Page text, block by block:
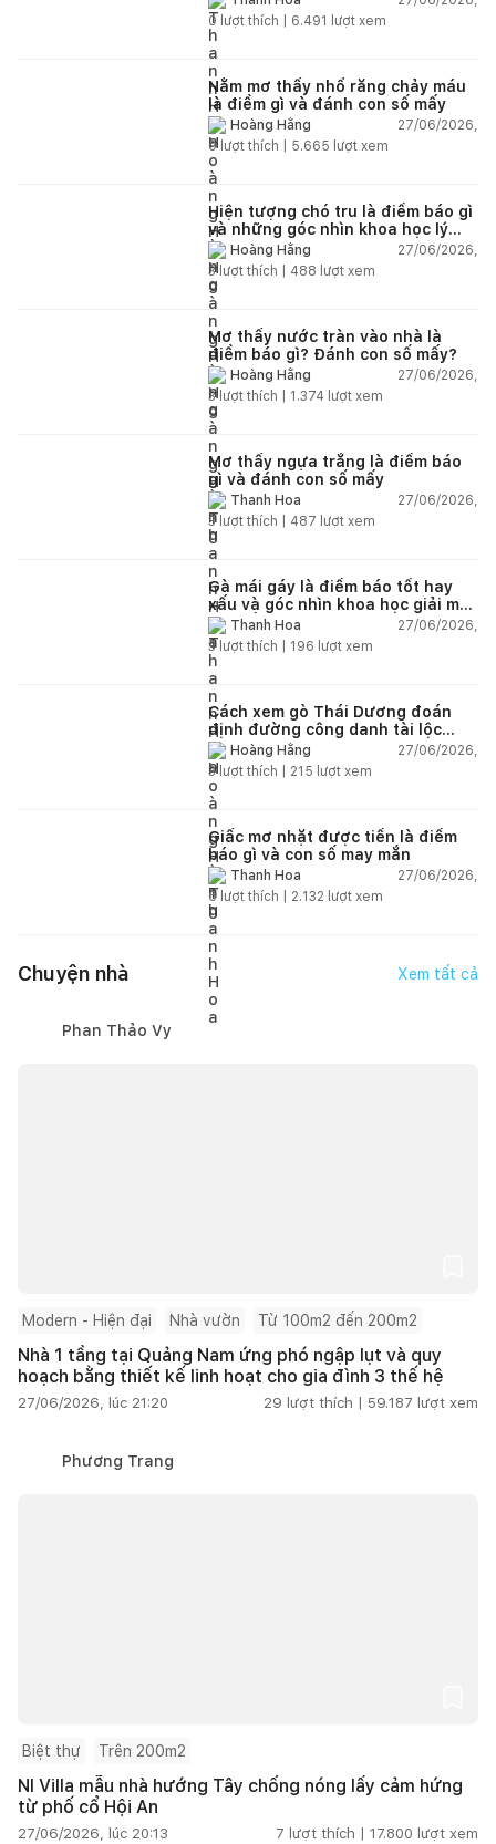
0 lượt thích | 6.491 lượt xem
Nằm mơ thấy nhổ răng chảy máu
là điềm gì và đánh con số mấy
Hoàng Hằng
27/06/2026,
0lượt thích | 5.665 lượt xem
Hiện tượng chó tru là điềm báo gì
và những góc nhìn khoa học lý
giảiHoàng Hằng
27/06/2026,
3lượt thích | 488 lượt xem
Mơ thấy nước tràn vào nhà là
điềm báo gì? Đánh con số mấy?
Hoàng Hằng
27/06/2026,
3lượt thích | 1.374 lượt xem
Mơ thấy ngựa trắng là điềm báo
gì và đánh con số mấy
Thanh Hoa
27/06/2026,
3lượt thích | 487 lượt xem
Gà mái gáy là điềm báo tốt hay
xấu và góc nhìn khoa học giải mã
chi tiết
Thanh Hoa
27/06/2026,
3lượt thích | 196 lượt xem
Cách xem gò Thái Dương đoán
định đường công danh tài lộc
theo nhân tướng học
Hoàng Hằng
27/06/2026,
3lượt thích | 215 lượt xem
Giấc mơ nhặt được tiền là điềm
báo gì và con số may mắn
Thanh Hoa
27/06/2026,
6 lượt thích | 2.132 lượt xem
Chuyện nhà Xem tất cả
Phan Thảo Vy
Modern - Hiện đại Nhà vườn Từ 100m2 đến 200m2
Nhà 1 tầng tại Quảng Nam ứng phó ngập lụt và quy
hoạch bằng thiết kế linh hoạt cho gia đình 3 thế hệ
27/06/2026, lúc 21:20 29 lượt thích | 59.187 lượt xem
Phương Trang
Biệt thự Trên 200m2
NI Villa mẫu nhà hướng Tây chống nóng lấy cảm hứng
từ phố cổ Hội An
27/06/2026, lúc 20:13 7 lượt thích | 17.800 lượt xem